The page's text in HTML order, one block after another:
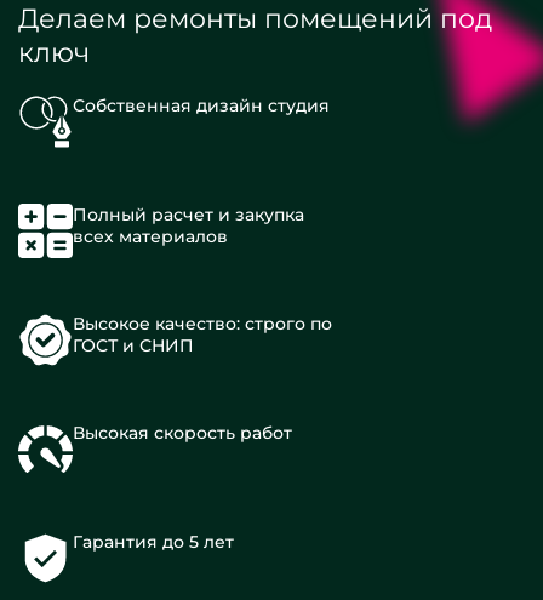
Делаем ремонты помещений под
ключ
Собственная дизайн студия
Полный расчет и закупка
всех материалов
Высокое качество: строго по
ГОСТ и СНИП
Высокая скорость работ
Гарантия до 5 лет